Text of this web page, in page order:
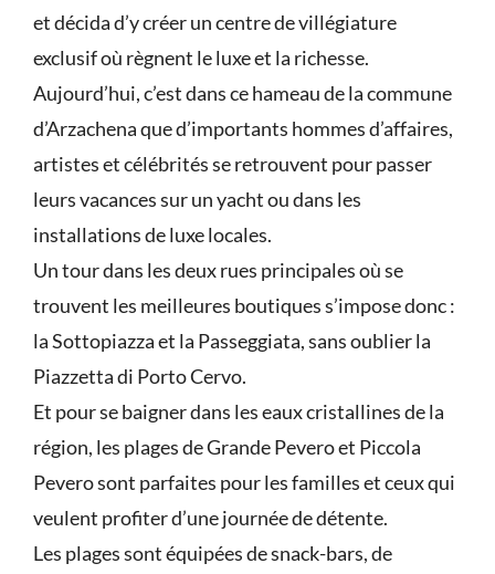
et décida d’y créer un centre de villégiature
exclusif où règnent le luxe et la richesse.
Aujourd’hui, c’est dans ce hameau de la commune
d’Arzachena que d’importants hommes d’affaires,
artistes et célébrités se retrouvent pour passer
leurs vacances sur un yacht ou dans les
installations de luxe locales.
Un tour dans les deux rues principales où se
trouvent les meilleures boutiques s’impose donc :
la Sottopiazza et la Passeggiata, sans oublier la
Piazzetta di Porto Cervo.
Et pour se baigner dans les eaux cristallines de la
région, les plages de Grande Pevero et Piccola
Pevero sont parfaites pour les familles et ceux qui
veulent profiter d’une journée de détente.
Les plages sont équipées de snack-bars, de